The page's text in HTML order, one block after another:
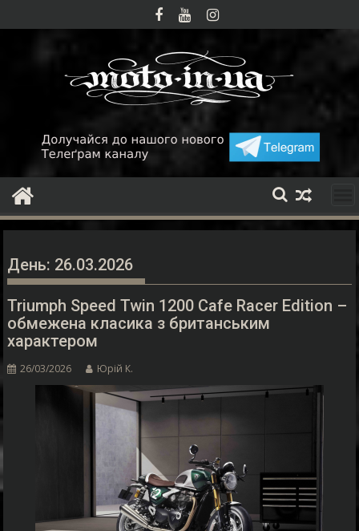
to
День: 26.03.2026
Triumph Speed Twin 1200 Cafe Racer Edition –
обмежена класика з британським
характером
26/03/2026 Юрій К.